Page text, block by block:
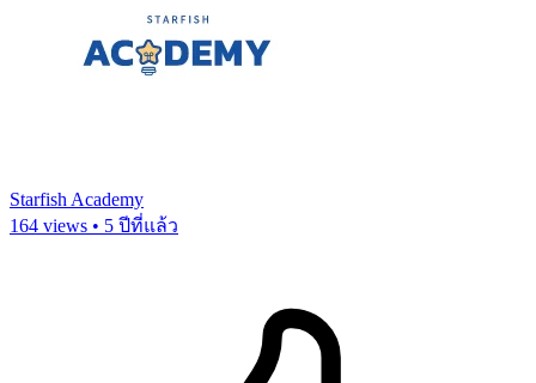
Starfish Academy
164 views • 5 ปีที่แล้ว